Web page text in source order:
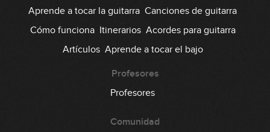
02:55
Escala disminuida
Aprende a tocar la guitarra Canciones de guitarra
Cómo funciona Itinerarios Acordes para guitarra
Artículos Aprende a tocar el bajo
Profesores
Profesores
Comunidad